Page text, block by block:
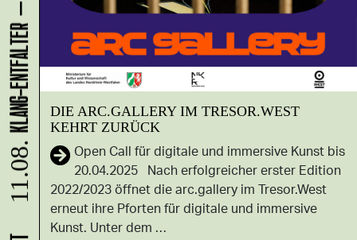
DIE ARC.GALLERY IM TRESOR.WEST
KEHRT ZURÜCK
Open Call für digitale und immersive Kunst bis
20.04.2025 Nach erfolgreicher erster Edition
2022/2023 öffnet die arc.gallery im Tresor.West
erneut ihre Pforten für digitale und immersive
Kunst. Unter dem …
11.08.